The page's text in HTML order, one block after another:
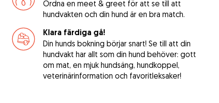
Ordna en meet & greet för att se till att
hundvakten och din hund är en bra match.
Klara färdiga gå!
Din hunds bokning börjar snart! Se till att din
hundvakt har allt som din hund behöver: gott
om mat, en mjuk hundsäng, hundkoppel,
veterinärinformation och favoritleksaker!